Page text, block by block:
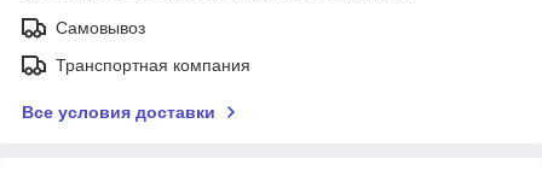
Самовывоз
Транспортная компания
Все условия доставки